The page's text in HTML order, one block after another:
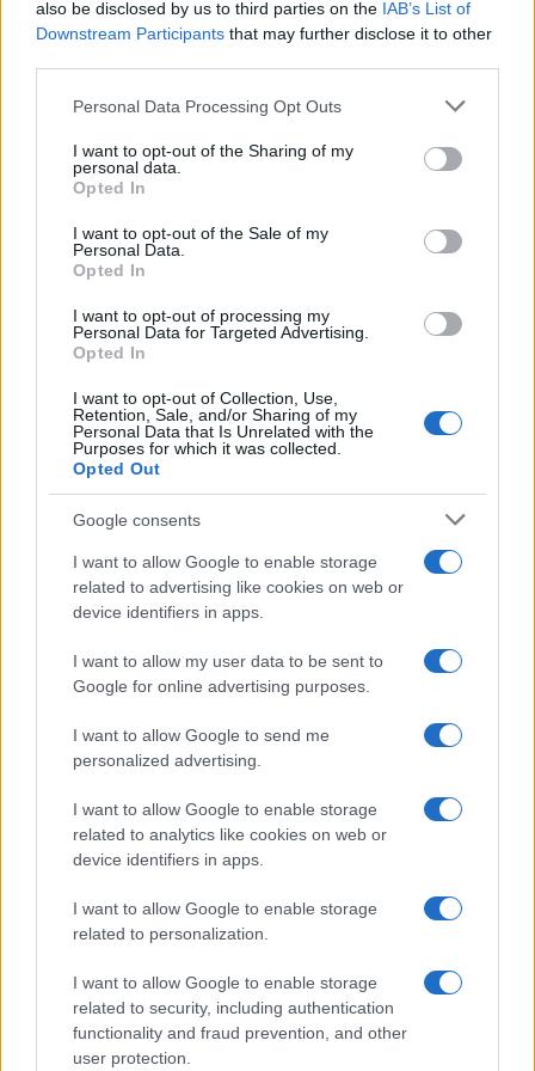
also be disclosed by us to third parties on the IAB’s List of
Downstream Participants that may further disclose it to other
Please note that this website/app uses one or more Google
not limited to your visit or usage behaviour. You may click to
grant or deny consent to Google and its third-party tags to
use your data for below specified purposes in below Google
consent section.
Personal Data Processing Opt Outs
I want to opt-out of the Sharing of my
personal data.
Opted In
I want to opt-out of the Sale of my
Personal Data.
Opted In
I want to opt-out of processing my
Personal Data for Targeted Advertising.
Opted In
I want to opt-out of Collection, Use,
Retention, Sale, and/or Sharing of my
Personal Data that Is Unrelated with the
Purposes for which it was collected.
Opted Out
Google consents
I want to allow Google to enable storage
related to advertising like cookies on web or
device identifiers in apps.
I want to allow my user data to be sent to
Google for online advertising purposes.
I want to allow Google to send me
personalized advertising.
I want to allow Google to enable storage
related to analytics like cookies on web or
device identifiers in apps.
I want to allow Google to enable storage
related to personalization.
I want to allow Google to enable storage
related to security, including authentication
functionality and fraud prevention, and other
user protection.
Αβάρους και Πέρσες
«Στη φόρα» για πρώτη φορά
βομβαρδιστικό H-6N με τον πυρηνικό
βαλλιστικό πύραυλο JL-1 εν πτήσει –
Βίντεο
Νέο αεροδρόμιο Ηρακλείου: Τον
Νοέμβριο του 2028 η έναρξη
λειτουργίας
To νέο ελικόπτερο NH90 Standard 2:
Ψηφιακή εξέλιξη για τις ειδικές δυνάμεις
Υεμένη: Τουλάχιστον 30 νεκροί
στρατιώτες σε μαζικές επιθέσεις των
Χούθι